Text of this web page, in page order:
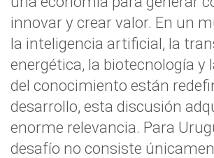
innovar y crear valor. En un
la inteligencia artificial, la
energética, la biotecnología y
del conocimiento están
desarrollo, esta discusión
enorme relevancia. Para
desafío no consiste